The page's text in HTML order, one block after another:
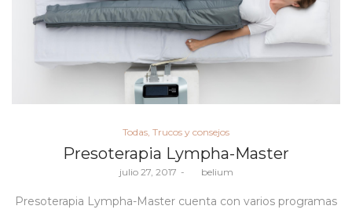
Posted
Todas Trucos y consejos
Presoterapia Lympha-Master
Posted
julio 27, 2017 belium
Presoterapia Lympha-Master cuenta con varios programas